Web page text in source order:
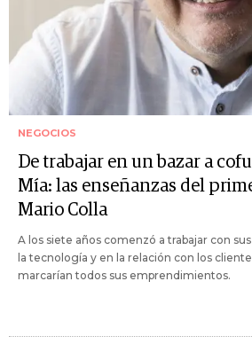
NEGOCIOS
De trabajar en un bazar a
Mía: las enseñanzas del
Mario Colla
A los siete años comenzó a trabajar con
la tecnología y en la relación con los
marcarían todos sus emprendimientos.